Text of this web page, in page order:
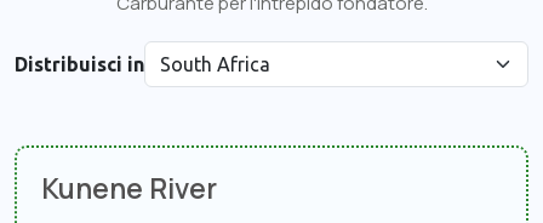
Distribuisci in
Kunene River